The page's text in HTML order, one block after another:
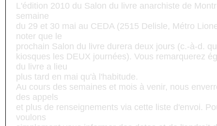
L'édition 2010 du Salon du livre anarchiste de
semaine
du 29 et 30 mai au CEDA (2515 Delisle, Métro
noter que le
prochain Salon du livre durera deux jours (c.-à-d.
kiosques les DEUX journées). Vous remarquerez
du livre a lieu
plus tard en mai qu'à l'habitude.
Au cours des semaines et mois à venir, nous
des appels
et plus de renseignements via cette liste d'envoi.
voulons